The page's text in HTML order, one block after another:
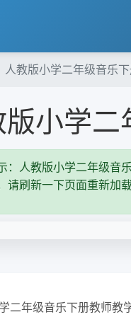
人教版小学二年级音乐
版小学
：人教版小学二年级音
请刷新一下页面重新加载
二年级音乐下册教师教